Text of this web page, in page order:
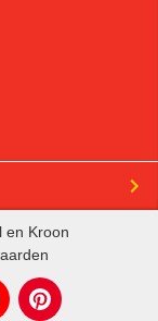
en Kroon